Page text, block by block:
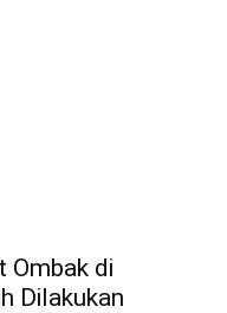
Ombak di
Dilakukan